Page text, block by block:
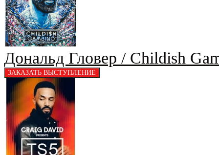
Дональд Гловер / Childish